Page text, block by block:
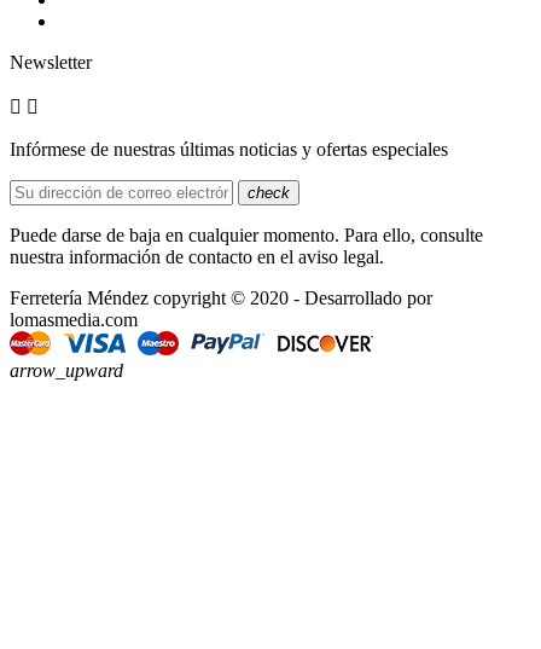
Newsletter
 
Infórmese de nuestras últimas noticias y ofertas especiales
check
Puede darse de baja en cualquier momento. Para ello, consulte
nuestra información de contacto en el aviso legal.
Ferretería Méndez copyright © 2020 - Desarrollado por
lomasmedia.com
arrow_upward